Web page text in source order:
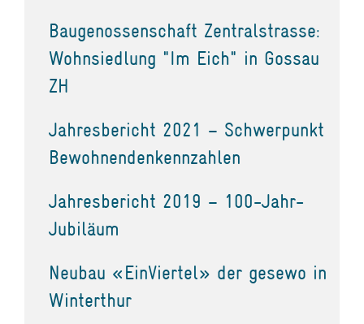
Baugenossenschaft Zentralstrasse:
Wohnsiedlung "Im Eich" in Gossau
ZH
Jahresbericht 2021 – Schwerpunkt
Bewohnendenkennzahlen
Jahresbericht 2019 – 100-Jahr-
Jubiläum
Neubau «EinViertel» der gesewo in
Winterthur